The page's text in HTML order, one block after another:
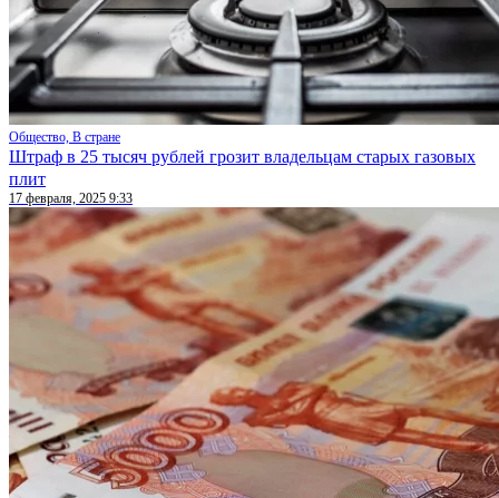
Общество, В стране
Штраф в 25 тысяч рублей грозит владельцам старых газовых
плит
17 февраля, 2025 9:33